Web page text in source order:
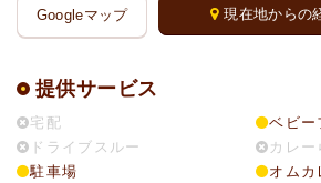
Googleマップ 現在地からの
提供サービス
宅配
ドライブスルー
駐車場
ベビー
カレー
オムカ